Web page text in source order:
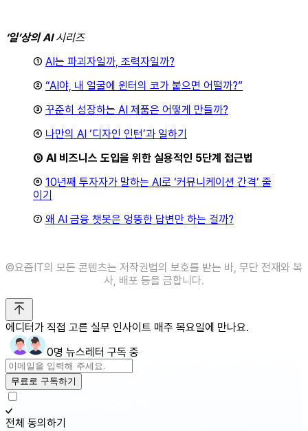
‘일’상의 AI시리즈
① AI는 파괴자일까, 조력자일까?
② “AI야, 내 얼굴에 윈터의 코가 붙으면 어떨까?”
③ 꾸준히 성장하는 AI 제품은 어떻게 만들까?
④ 나만의 AI ‘디자인 인턴’과 일하기
⑤ AI 비즈니스 도입을 위한 실용적인 5단계 접근법
⑥ 10년째 투자자가 말하는 AI로 ‘커뮤니케이션 간격’ 줄
이기
⑦ 왜 AI 금융 챗봇은 엉뚱한 답변만 하는 걸까?
©️요즘IT의 모든 콘텐츠는 저작권법의 보호를 받는 바, 무단 전재와 복
사, 배포 등을 금합니다.
에디터가 직접 고른 실무 인사이트 매주 목요일에 만나요.
0명 뉴스레터 구독 중
무료로 구독하기
전체 동의하기